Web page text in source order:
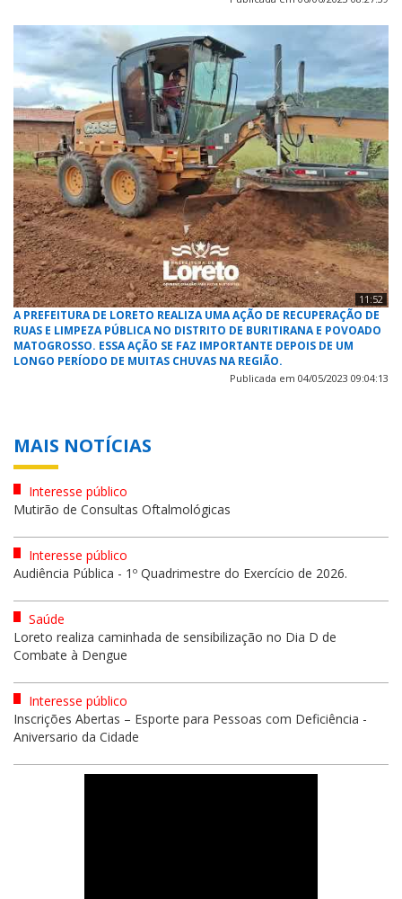
11:52
A PREFEITURA DE LORETO REALIZA UMA AÇÃO DE RECUPERAÇÃO DE
RUAS E LIMPEZA PÚBLICA NO DISTRITO DE BURITIRANA E POVOADO
MATOGROSSO. ESSA AÇÃO SE FAZ IMPORTANTE DEPOIS DE UM
LONGO PERÍODO DE MUITAS CHUVAS NA REGIÃO.
Publicada em 04/05/2023 09:04:13
MAIS NOTÍCIAS
Interesse público
Mutirão de Consultas Oftalmológicas
Interesse público
Audiência Pública - 1º Quadrimestre do Exercício de 2026.
Saúde
Loreto realiza caminhada de sensibilização no Dia D de
Combate à Dengue
Interesse público
Inscrições Abertas – Esporte para Pessoas com Deficiência -
Aniversario da Cidade